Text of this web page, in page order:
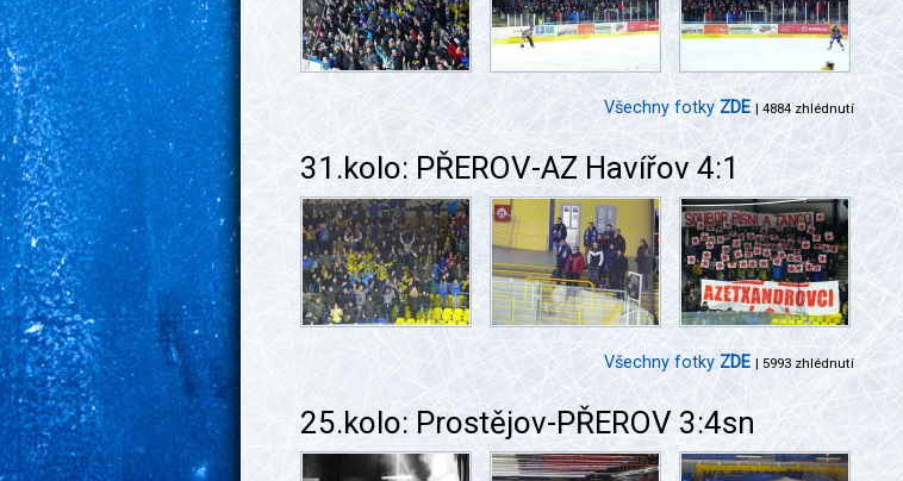
| 4884 zhlédnutí
Všechny fotky ZDE
31.kolo: PŘEROV-AZ Havířov 4:1
| 5993 zhlédnutí
Všechny fotky ZDE
25.kolo: Prostějov-PŘEROV 3:4sn